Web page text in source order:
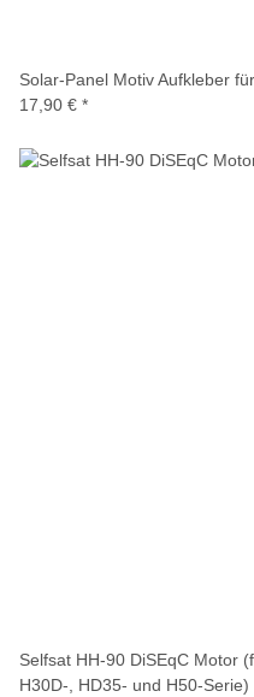
Solar-Panel Motiv Aufkleber
17,90 € *
Selfsat HH-90 DiSEqC Motor
H30D-, HD35- und H50-Serie)